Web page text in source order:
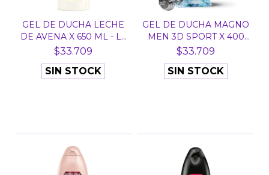
GEL DE DUCHA LECHE
DE AVENA X 650 ML - L...
$33.709
SIN STOCK
GEL DE DUCHA MAGNO
MEN 3D SPORT X 400
ML...
$33.709
SIN STOCK